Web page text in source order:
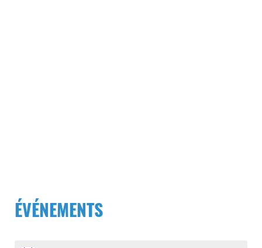
ÉVÉNEMENTS